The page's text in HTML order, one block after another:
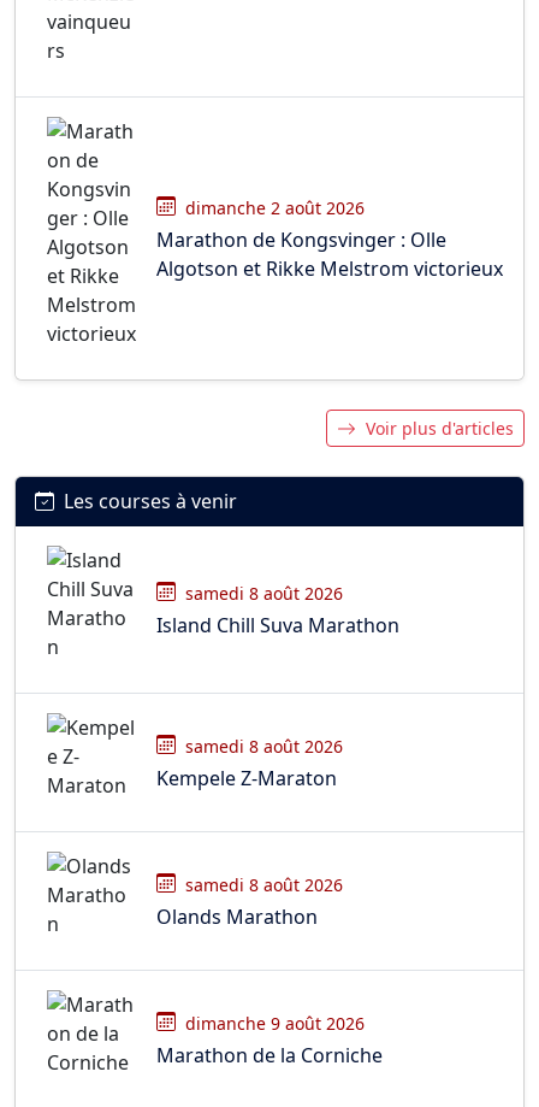
dimanche 2 août 2026
Marathon de Kongsvinger : Olle
Algotson et Rikke Melstrom victorieux
Voir plus d'articles
Les courses à venir
samedi 8 août 2026
Island Chill Suva Marathon
samedi 8 août 2026
Kempele Z-Maraton
samedi 8 août 2026
Olands Marathon
dimanche 9 août 2026
Marathon de la Corniche